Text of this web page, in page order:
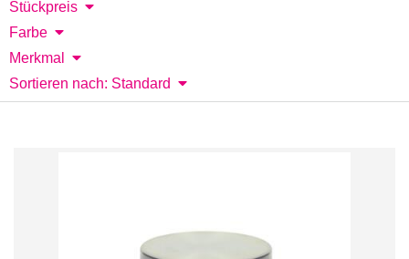
Stückpreis
Farbe
Merkmal
Sortieren nach: Standard